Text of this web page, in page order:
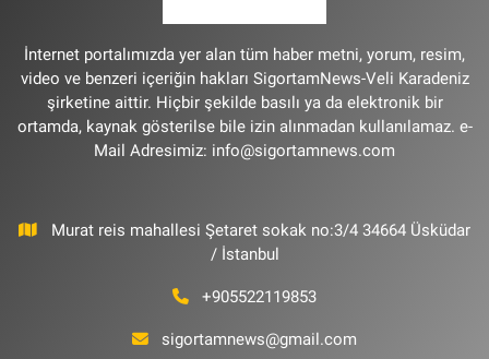
İnternet portalımızda yer alan tüm haber metni, yorum, resim,
video ve benzeri içeriğin hakları SigortamNews-Veli Karadeniz
şirketine aittir. Hiçbir şekilde basılı ya da elektronik bir
ortamda, kaynak gösterilse bile izin alınmadan kullanılamaz. e-
Mail Adresimiz: info@sigortamnews.com
Murat reis mahallesi Şetaret sokak no:3/4 34664 Üsküdar
/ İstanbul
+905522119853
sigortamnews@gmail.com